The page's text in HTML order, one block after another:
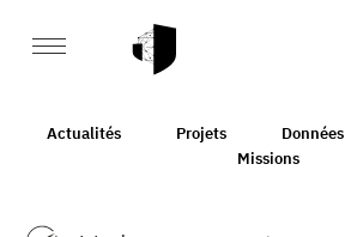
Actualités Projets Données
Missions